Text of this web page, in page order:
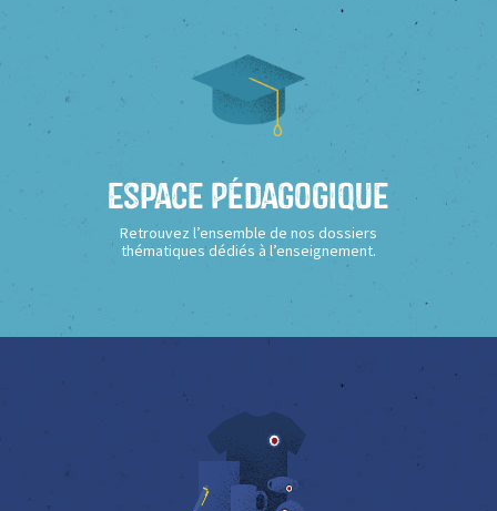
Espace Pédagogique
Retrouvez l’ensemble de nos dossiers
thématiques dédiés à l’enseignement.